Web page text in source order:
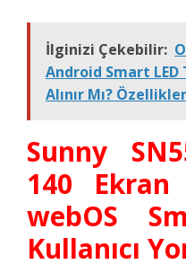
İlginizi Çekebilir:
Android Smart LED
Alınır Mı?
Sunny
140
webOS
Kullanıcı